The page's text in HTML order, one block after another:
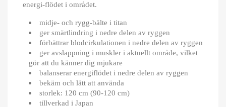
energi-flödet i området.
midje- och rygg-bälte i titan
ger smärtlindring i nedre delen av ryggen
förbättrar blodcirkulationen i nedre delen av ryggen
ger avslappning i muskler i aktuellt område, vilket
gör att du känner dig mjukare
balanserar energiflödet i nedre delen av ryggen
bekäm och lätt att använda
storlek: 120 cm (90-120 cm)
tillverkad i Japan